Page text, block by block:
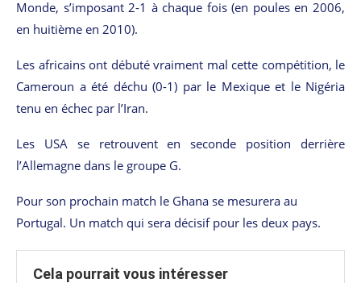
Monde, s’imposant 2-1 à chaque fois (en poules en 2006,
en huitième en 2010).
Les africains ont débuté vraiment mal cette compétition, le
Cameroun a été déchu (0-1) par le Mexique et le Nigéria
tenu en échec par l’Iran.
Les USA se retrouvent en seconde position derrière
l’Allemagne dans le groupe G.
Pour son prochain match le Ghana se mesurera au
Portugal. Un match qui sera décisif pour les deux pays.
Cela pourrait vous intéresser